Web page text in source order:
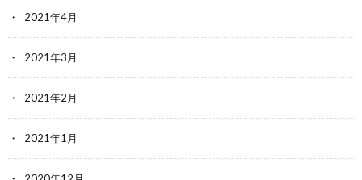
2021年4月
2021年3月
2021年2月
2021年1月